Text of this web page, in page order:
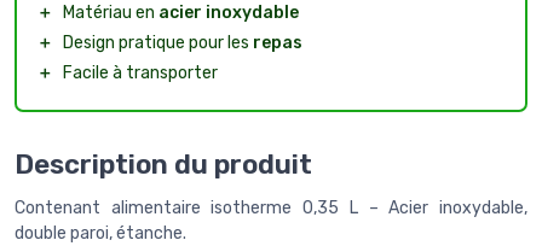
＋
Matériau en acier inoxydable
＋
Design pratique pour les repas
＋
Facile à transporter
Description du produit
Contenant alimentaire isotherme 0,35 L – Acier inoxydable,
double paroi, étanche.